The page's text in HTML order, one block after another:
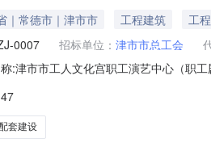
｜常德市｜津市市 工程建筑
工程
0007 招标单位： 津市市总工会
:津市市工人文化宫职工演艺中心（职
程项目业主名称:津市市总工会招标人
套建设